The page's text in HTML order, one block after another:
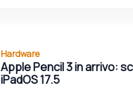
Hardware
Apple Pencil 3 in arrivo:
iPadOS 17.5